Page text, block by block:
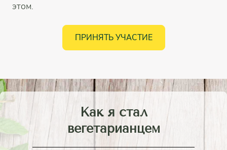
этом.
ПРИНЯТЬ УЧАСТИЕ
Как я стал
вегетарианцем